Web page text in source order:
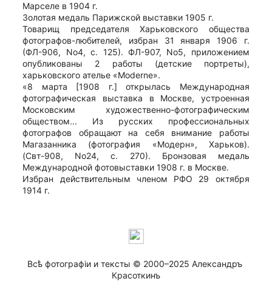
Марселе в 1904 г.
Золотая медаль Парижской выставки 1905 г.
Товарищ председателя Харьковского общества
фотографов-любителей, избран 31 января 1906 г.
(ФЛ-906, No4, с. 125). ФЛ-907, No5, приложением
опубликованы 2 работы (детские портреты),
харьковского ателье «Moderne».
«8 марта [1908 г.] открылась Международная
фотографическая выставка в Москве, устроенная
Московским художественно-фотографическим
обществом... Из русских профессиональных
фотографов обращают на себя внимание работы
Магазанника (фотография «Модерн», Харьков).
(Свт-908, No24, с. 270). Бронзовая медаль
Международной фотовыставки 1908 г. в Москве.
Избран действительным членом РФО 29 октября
1914 г.
Всѣ фотографiи и тексты © 2000–2025 Александръ
Красоткинъ